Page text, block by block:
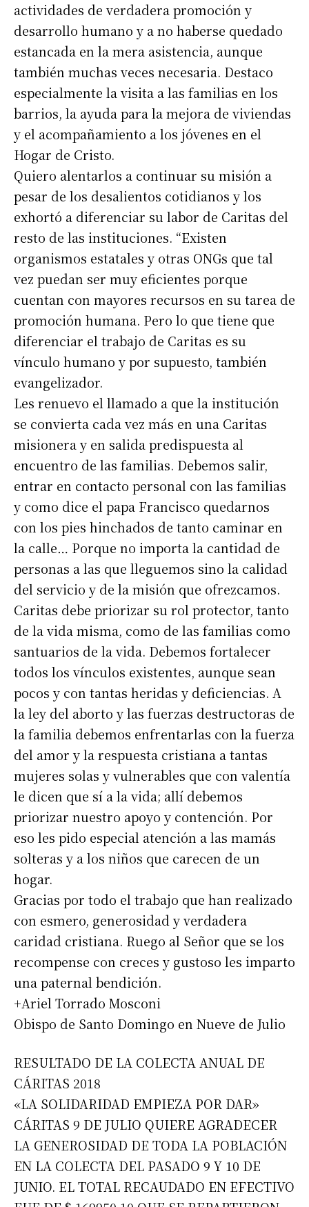
Suscribirme gratis
Dirección de correo electrónico*
Nombre
Número de teléfono
actividades de verdadera promoción y
desarrollo humano y a no haberse quedado
estancada en la mera asistencia, aunque
también muchas veces necesaria. Destaco
especialmente la visita a las familias en los
barrios, la ayuda para la mejora de viviendas
y el acompañamiento a los jóvenes en el
Hogar de Cristo.
Quiero alentarlos a continuar su misión a
pesar de los desalientos cotidianos y los
exhortó a diferenciar su labor de Caritas del
resto de las instituciones. “Existen
organismos estatales y otras ONGs que tal
vez puedan ser muy eficientes porque
cuentan con mayores recursos en su tarea de
promoción humana. Pero lo que tiene que
diferenciar el trabajo de Caritas es su
vínculo humano y por supuesto, también
evangelizador.
Les renuevo el llamado a que la institución
se convierta cada vez más en una Caritas
misionera y en salida predispuesta al
encuentro de las familias. Debemos salir,
entrar en contacto personal con las familias
y como dice el papa Francisco quedarnos
con los pies hinchados de tanto caminar en
la calle… Porque no importa la cantidad de
personas a las que lleguemos sino la calidad
del servicio y de la misión que ofrezcamos.
Caritas debe priorizar su rol protector, tanto
de la vida misma, como de las familias como
santuarios de la vida. Debemos fortalecer
todos los vínculos existentes, aunque sean
pocos y con tantas heridas y deficiencias. A
la ley del aborto y las fuerzas destructoras de
la familia debemos enfrentarlas con la fuerza
del amor y la respuesta cristiana a tantas
mujeres solas y vulnerables que con valentía
le dicen que sí a la vida; allí debemos
priorizar nuestro apoyo y contención. Por
eso les pido especial atención a las mamás
solteras y a los niños que carecen de un
hogar.
Gracias por todo el trabajo que han realizado
con esmero, generosidad y verdadera
caridad cristiana. Ruego al Señor que se los
recompense con creces y gustoso les imparto
una paternal bendición.
+Ariel Torrado Mosconi
Obispo de Santo Domingo en Nueve de Julio
RESULTADO DE LA COLECTA ANUAL DE
CÁRITAS 2018
«LA SOLIDARIDAD EMPIEZA POR DAR»
CÁRITAS 9 DE JULIO QUIERE AGRADECER
LA GENEROSIDAD DE TODA LA POBLACIÓN
EN LA COLECTA DEL PASADO 9 Y 10 DE
JUNIO. EL TOTAL RECAUDADO EN EFECTIVO